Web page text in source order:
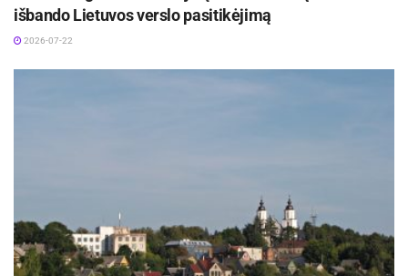
išbando Lietuvos verslo pasitikėjimą
2026-07-22